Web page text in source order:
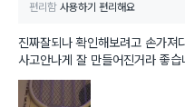
편리함 사용하기 편리해요
진짜잘되나 확인해보려고 손가져
사고안나게 잘 만들어진거라 좋습